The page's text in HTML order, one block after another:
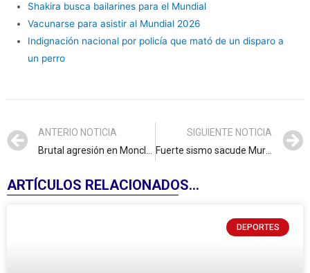
Shakira busca bailarines para el Mundial
Vacunarse para asistir al Mundial 2026
Indignación nacional por policía que mató de un disparo a
un perro
ANTERIO NOTICIA
Brutal agresión en Moncloa
SIGUIENTE NOTICIA
Fuerte sismo sacude Murcia
ARTÍCULOS RELACIONADOS...
DEPORTES